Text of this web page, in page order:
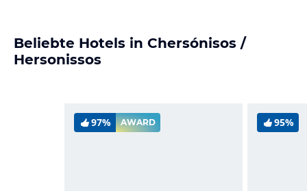
Beliebte Hotels in Chersónisos /
Hersonissos
97% AWARD 95%